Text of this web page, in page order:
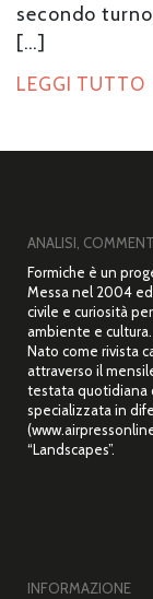
secondo
[…]
LEGGI TUTTO
ANALISI,
Formiche è un
Messa nel 2004
civile e curiosità
ambiente e cultura.
Nato come rivista
attraverso il
testata quotidiana
specializzata in
“Landscapes”.
INFORMAZIONE